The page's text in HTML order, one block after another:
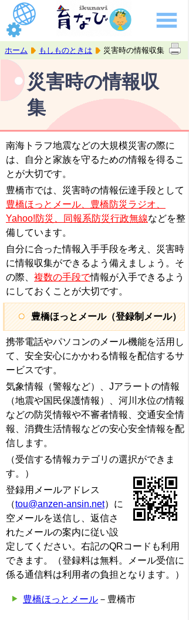
ホーム もしものときは 災害時の情報収集
災害時の情報収
集
南海トラフ地震などの大規模災害の際に
は、自分と家族を守るための情報を得るこ
とが大切です。
豊橋市では、災害時の情報伝達手段として
豊橋ほっとメール、豊橋防災ラジオ、
Yahoo!防災、同報系防災行政無線などを整
備しています。
自分に合った情報入手手段を考え、災害時
に情報収集ができるよう備えましょう。そ
の際、 複数の手段で情報が入手できるよう
にしておくことが大切です。
豊橋ほっとメール（登録制メール）
携帯電話やパソコンのメール機能を活用し
て、安全安心にかかわる情報を配信するサ
ービスです。
気象情報（警報など）、Jアラートの情報
（地震や国民保護情報）、河川水位の情報
などの防災情報や不審者情報、交通安全情
報、消費生活情報などの安心安全情報を配
信します。
（受信する情報カテゴリの選択ができま
す。）
登録用メールアドレス
（tou@anzen-ansin.net）に
空メールを送信し、返信さ
れたメールの案内に従い設
定してください。右記のQRコードも利用
できます。（登録料は無料。メール受信に
係る通信料は利用者の負担となります。）
豊橋ほっとメール －豊橋市